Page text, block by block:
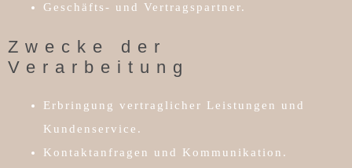
Geschäfts- und Vertragspartner.
Zwecke der
Verarbeitung
Erbringung vertraglicher Leistungen und
Kundenservice.
Kontaktanfragen und Kommunikation.